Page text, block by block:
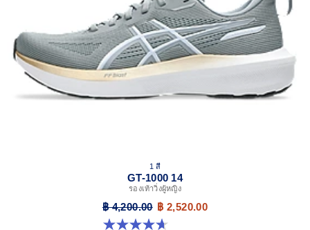
1 สี
GT-1000 14
รองเท้าวิ่งผู้หญิง
฿ 4,200.00 ฿ 2,520.00
4.7 จาก 5 ดาว 75 รีวิว